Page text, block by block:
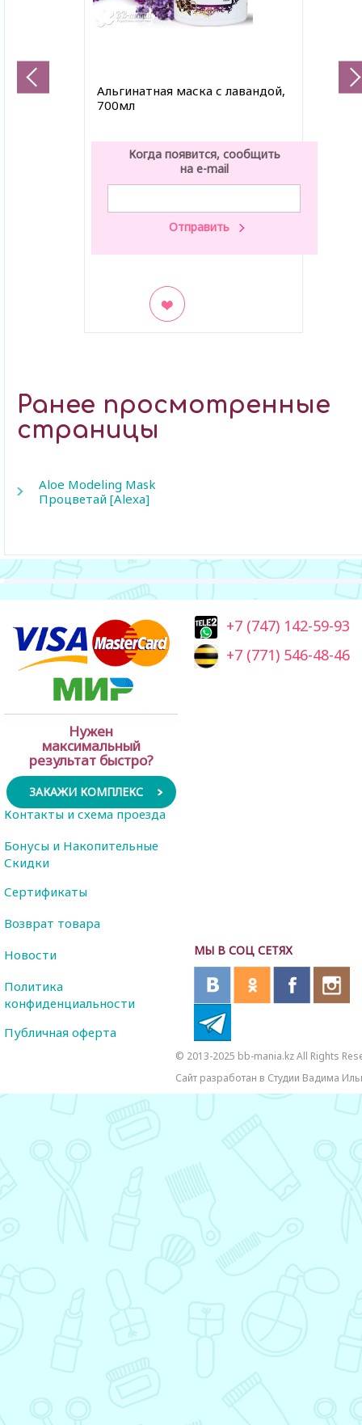
Альгинатная маска с лавандой,
700мл
Когда появится, сообщить
на e-mail
Ранее просмотренные
страницы
Aloe Modeling Mask
Процветай [Alexa]
Нужен
максимальный
результат быстро?
ЗАКАЖИ КОМПЛЕКС
+7 (747) 142-59-93
+7 (771) 546-48-46
МЫ В СОЦ СЕТЯХ
Контакты и схема проезда
Бонусы и Накопительные
Скидки
Сертификаты
Возврат товара
Новости
Политика
конфиденциальности
Публичная оферта
© 2013-2025 bb-mania.kz All Rights
Сайт разработан в Студии Вадима